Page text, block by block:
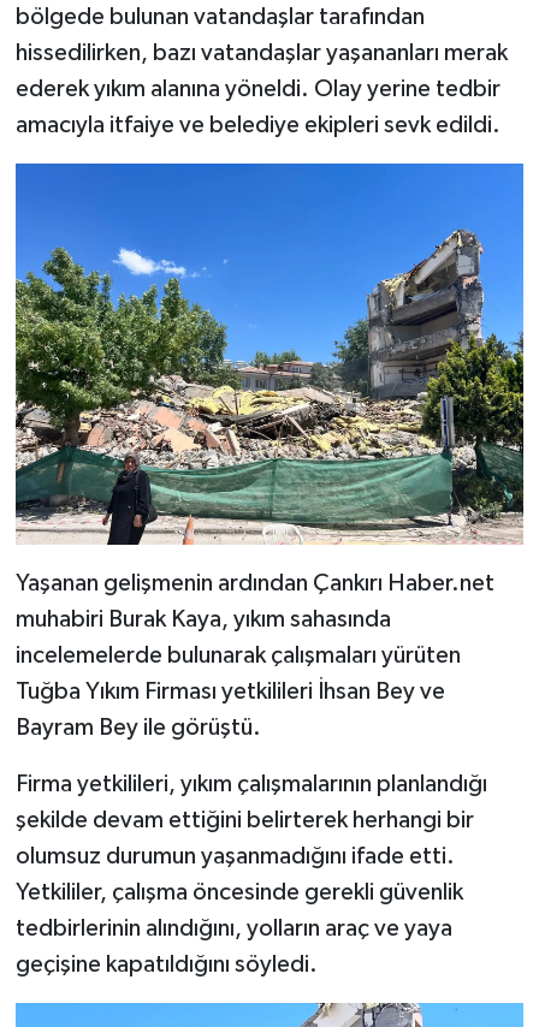
bölgede bulunan vatandaşlar tarafından
hissedilirken, bazı vatandaşlar yaşananları merak
ederek yıkım alanına yöneldi. Olay yerine tedbir
amacıyla itfaiye ve belediye ekipleri sevk edildi.
Yaşanan gelişmenin ardından Çankırı Haber.net
muhabiri Burak Kaya, yıkım sahasında
incelemelerde bulunarak çalışmaları yürüten
Tuğba Yıkım Firması yetkilileri İhsan Bey ve
Bayram Bey ile görüştü.
Firma yetkilileri, yıkım çalışmalarının planlandığı
şekilde devam ettiğini belirterek herhangi bir
olumsuz durumun yaşanmadığını ifade etti.
Yetkililer, çalışma öncesinde gerekli güvenlik
tedbirlerinin alındığını, yolların araç ve yaya
geçişine kapatıldığını söyledi.